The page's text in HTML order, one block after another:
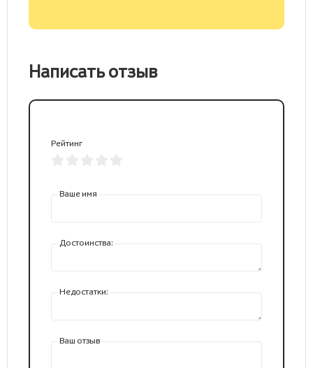
Написать отзыв
Рейтинг
Ваше имя
Достоинства:
Недостатки:
Ваш отзыв